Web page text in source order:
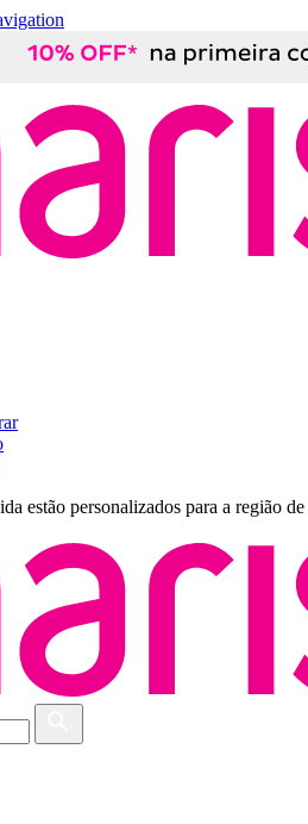
estão personalizados para a região de